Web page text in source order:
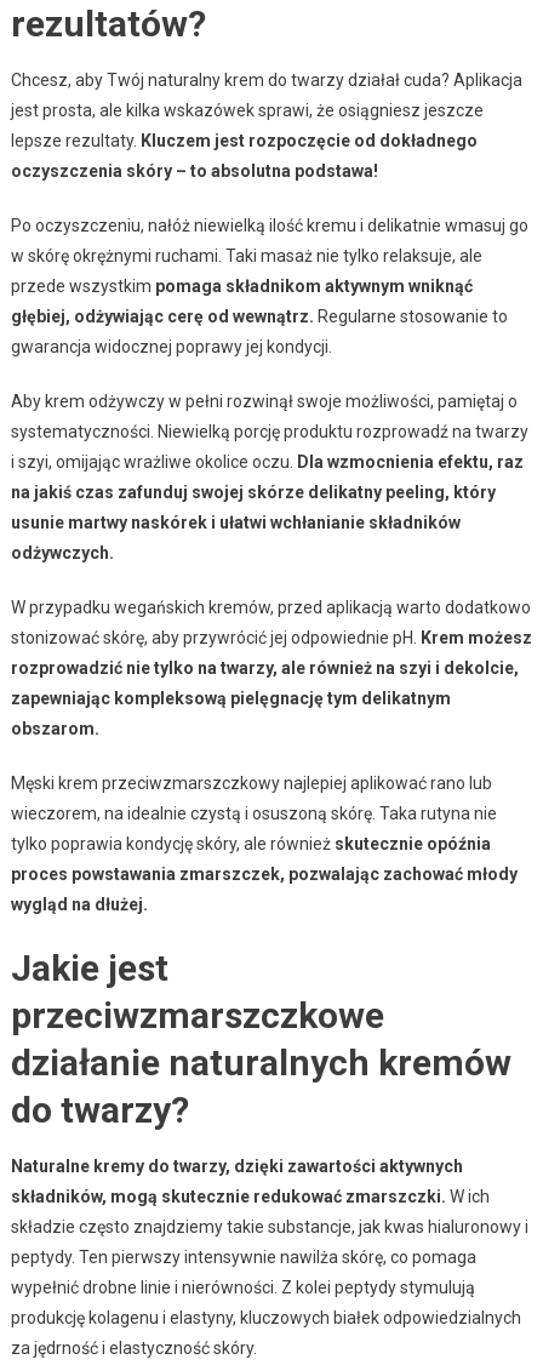
rezultatów?
Chcesz, aby Twój naturalny krem do twarzy działał cuda? Aplikacja
jest prosta, ale kilka wskazówek sprawi, że osiągniesz jeszcze
lepsze rezultaty. Kluczem jest rozpoczęcie od dokładnego
oczyszczenia skóry – to absolutna podstawa!
Po oczyszczeniu, nałóż niewielką ilość kremu i delikatnie wmasuj go
w skórę okrężnymi ruchami. Taki masaż nie tylko relaksuje, ale
przede wszystkim pomaga składnikom aktywnym wniknąć
głębiej, odżywiając cerę od wewnątrz. Regularne stosowanie to
gwarancja widocznej poprawy jej kondycji.
Aby krem odżywczy w pełni rozwinął swoje możliwości, pamiętaj o
systematyczności. Niewielką porcję produktu rozprowadź na twarzy
i szyi, omijając wrażliwe okolice oczu.
Dla wzmocnienia efektu, raz
na jakiś czas zafunduj swojej skórze delikatny peeling, który
usunie martwy naskórek i ułatwi wchłanianie składników
odżywczych.
W przypadku wegańskich kremów, przed aplikacją warto dodatkowo
stonizować skórę, aby przywrócić jej odpowiednie pH.
Krem możesz
rozprowadzić nie tylko na twarzy, ale również na szyi i dekolcie,
zapewniając kompleksową pielęgnację tym delikatnym
obszarom.
Męski krem przeciwzmarszczkowy najlepiej aplikować rano lub
wieczorem, na idealnie czystą i osuszoną skórę. Taka rutyna nie
tylko poprawia kondycję skóry, ale również skutecznie opóźnia
proces powstawania zmarszczek, pozwalając zachować młody
wygląd na dłużej.
Jakie jest
przeciwzmarszczkowe
działanie naturalnych kremów
do twarzy?
Naturalne kremy do twarzy, dzięki zawartości aktywnych
składników, mogą skutecznie redukować zmarszczki. W ich
składzie często znajdziemy takie substancje, jak kwas hialuronowy i
peptydy. Ten pierwszy intensywnie nawilża skórę, co pomaga
wypełnić drobne linie i nierówności. Z kolei peptydy stymulują
produkcję kolagenu i elastyny, kluczowych białek odpowiedzialnych
za jędrność i elastyczność skóry.